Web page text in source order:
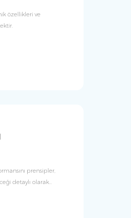
özellikleri ve
prensipler,
detaylı olarak